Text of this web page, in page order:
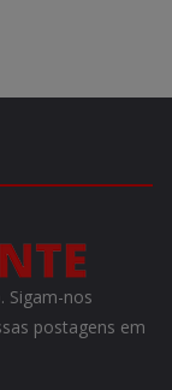
Sigam-nos
postagens em